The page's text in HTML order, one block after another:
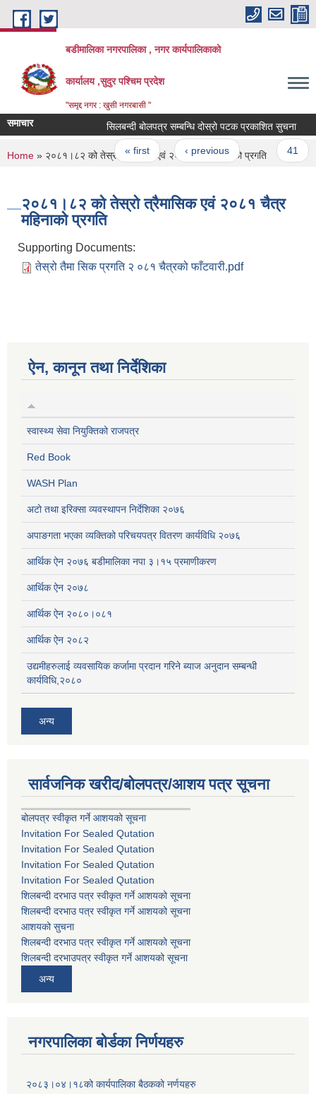
Skip to main content
बडीमालिका नगरपालिका , नगर कार्यपालिकाको
कार्यालय ,सुदुर पश्चिम प्रदेश
"समृद्द नगर : खुसी नगरबासी "
समाचार सिलबन्दी बोलपत्र सम्बन्धि दोस्रो पटक प्रकाशित सुचना
Pages
« first ‹ previous …
You are here
Home » २०८१।८२ को तेस्रो त्रैमासिक एवं २०८१ चैत्र महिनाको प्रगति
२०८१।८२ को तेस्रो त्रैमासिक एवं २०८१ चैत्र
महिनाको प्रगति
Supporting Documents:
तेस्रो तैमा सिक प्रगति २ ०८१ चैत्रको फाँटवारी.pdf
ऐन, कानून तथा निर्देशिका
स्वास्थ्य सेवा नियुक्तिको राजपत्र
Red Book
WASH Plan
अटो तथा इरिक्सा व्यवस्थापन निर्देशिका २०७६
अपाङगता भएका व्यक्तिको परिचयपत्र वितरण कार्यविधि २०७६
आर्थिक ऐन २०७६ बडीमालिका नपा ३।१५ प्रमाणीकरण
आर्थिक ऐन २०७८
आर्थिक ऐन २०८०।०८१
आर्थिक ऐन २०८२
उद्यमीहरुलाई व्यवसायिक कर्जामा प्रदान गरिने ब्याज अनुदान सम्बन्धी
कार्यविधि,२०८०
अन्य
सार्वजनिक खरीद/बोलपत्र/आशय पत्र सूचना
बोलपत्र स्वीकृत गर्ने आशयको सूचना
Invitation For Sealed Qutation
Invitation For Sealed Qutation
Invitation For Sealed Qutation
Invitation For Sealed Qutation
शिलबन्दी दरभाउ पत्र स्वीकृत गर्ने आशयको सूचना
शिलबन्दी दरभाउ पत्र स्वीकृत गर्ने आशयको सूचना
आशयको सुचना
शिलबन्दी दरभाउ पत्र स्वीकृत गर्ने आशयको सूचना
शिलबन्दी दरभाउपत्र स्वीकृत गर्ने आशयको सूचना
अन्य
नगरपालिका बोर्डका निर्णयहरु
२०८३।०४।१८को कार्यपालिका बैठकको नर्णयहरु